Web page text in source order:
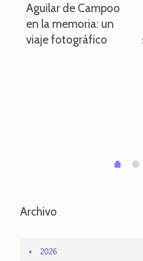
Aguilar de Campoo
en la memoria: un
viaje fotográfico
0 1
Archivo
2026